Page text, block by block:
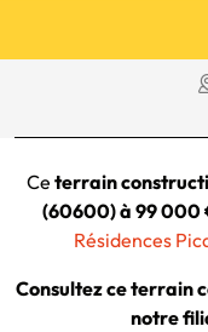
Ce terrain
(60600) à 99 000
Résidences
Consultez ce terrain
notre